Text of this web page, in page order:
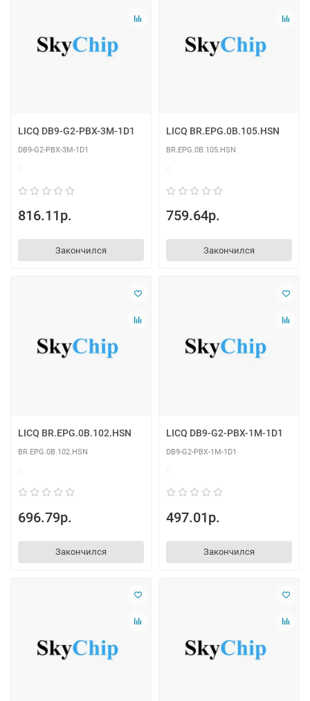
LICQ DB9-G2-PBX-3M-1D1
DB9-G2-PBX-3M-1D1
816.11р.
Закончился
LICQ BR.EPG.0B.105.HSN
BR.EPG.0B.105.HSN
759.64р.
Закончился
LICQ BR.EPG.0B.102.HSN
BR.EPG.0B.102.HSN
696.79р.
Закончился
LICQ DB9-G2-PBX-1M-1D1
DB9-G2-PBX-1M-1D1
497.01р.
Закончился